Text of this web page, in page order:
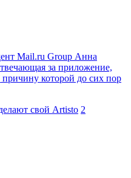
Mail.ru Group Анна
за приложение,
которой до сих пор
свой Artisto 2